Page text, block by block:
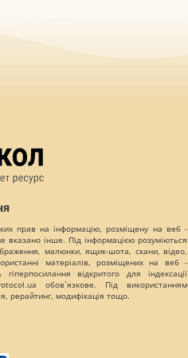
прав на інформацію, розміщену на веб -
вказано інше. Під інформацією розуміються
малюнки, ящик-шота, скани, відео,
матеріалів, розміщених на веб -
гіперпосилання відкритого для індексації
обов`язкове. Під використанням
рерайтинг, модифікація тощо.